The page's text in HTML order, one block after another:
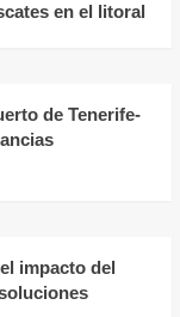
en el litoral
de Tenerife-
impacto del